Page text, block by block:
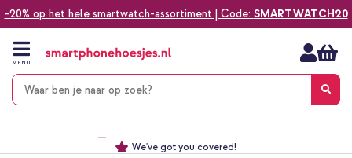
-20% op het hele smartwatch-assortiment | Code: SMARTWATCH20
naar
inhoud
MENU
Alles voor jouw telefoon, tablet, smartwatch of laptop
We've got you covered!